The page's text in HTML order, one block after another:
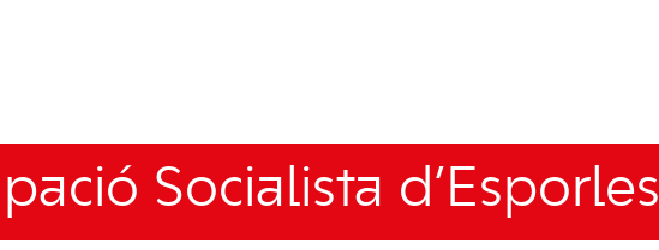
Socialista d’Esporles